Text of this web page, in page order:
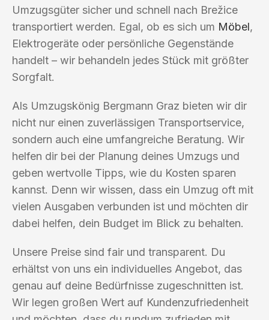
Umzugsgüter sicher und schnell nach Brežice
transportiert werden. Egal, ob es sich um Möbel,
Elektrogeräte oder persönliche Gegenstände
handelt – wir behandeln jedes Stück mit größter
Sorgfalt.
Als Umzugskönig Bergmann Graz bieten wir dir
nicht nur einen zuverlässigen Transportservice,
sondern auch eine umfangreiche Beratung. Wir
helfen dir bei der Planung deines Umzugs und
geben wertvolle Tipps, wie du Kosten sparen
kannst. Denn wir wissen, dass ein Umzug oft mit
vielen Ausgaben verbunden ist und möchten dir
dabei helfen, dein Budget im Blick zu behalten.
Unsere Preise sind fair und transparent. Du
erhältst von uns ein individuelles Angebot, das
genau auf deine Bedürfnisse zugeschnitten ist.
Wir legen großen Wert auf Kundenzufriedenheit